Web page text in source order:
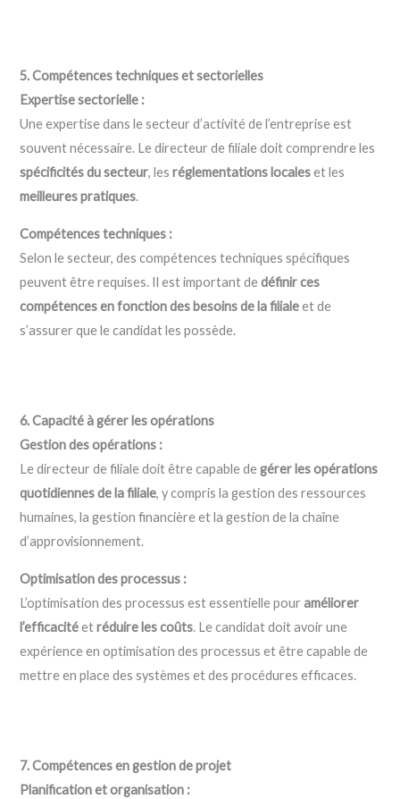
5. Compétences techniques et sectorielles
Expertise sectorielle :
Une expertise dans le secteur d’activité de l’entreprise est
souvent nécessaire. Le directeur de filiale doit comprendre les
spécificités du secteur, lesréglementations localeset les
meilleures pratiques.
Compétences techniques :
Selon le secteur, des compétences techniques spécifiques
peuvent être requises. Il est important dedéfinir ces
compétences en fonction des besoins de la filialeet de
s’assurer que le candidat les possède.
6. Capacité à gérer les opérations
Gestion des opérations :
Le directeur de filiale doit être capable degérer les opérations
quotidiennes de la filiale, y compris la gestion des ressources
humaines, la gestion financière et la gestion de la chaîne
d’approvisionnement.
Optimisation des processus :
L’optimisation des processus est essentielle pour améliorer
l’efficacitéetréduire les coûts. Le candidat doit avoir une
expérience en optimisation des processus et être capable de
mettre en place des systèmes et des procédures efficaces.
7. Compétences en gestion de projet
Planification et organisation :